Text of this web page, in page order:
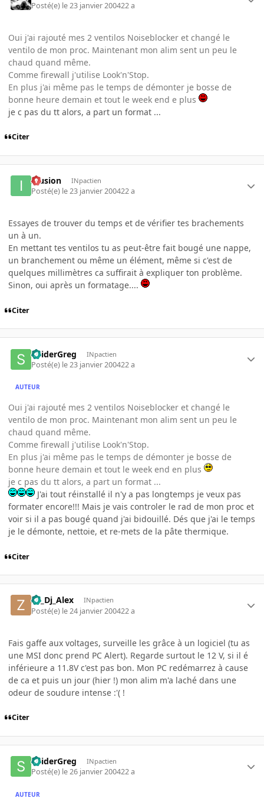
Posté(e) le 23 janvier 200422 a
Oui j'ai rajouté mes 2 ventilos Noiseblocker et changé le
ventilo de mon proc. Maintenant mon alim sent un peu le
chaud quand même.
Comme firewall j'utilise Look'n'Stop.
En plus j'ai même pas le temps de démonter je bosse de
bonne heure demain et tout le week end e plus
je c pas du tt alors, a part un format ...
Citer
Illusion INpactien
Posté(e) le 23 janvier 200422 a
Essayes de trouver du temps et de vérifier tes brachements
un à un.
En mettant tes ventilos tu as peut-être fait bougé une nappe,
un branchement ou même un élément, même si c'est de
quelques millimètres ca suffirait à expliquer ton problème.
Sinon, oui après un formatage....
Citer
SpiderGreg INpactien
Posté(e) le 23 janvier 200422 a
AUTEUR
Oui j'ai rajouté mes 2 ventilos Noiseblocker et changé le
ventilo de mon proc. Maintenant mon alim sent un peu le
chaud quand même.
Comme firewall j'utilise Look'n'Stop.
En plus j'ai même pas le temps de démonter je bosse de
bonne heure demain et tout le week end en plus
je c pas du tt alors, a part un format ...
J'ai tout réinstallé il n'y a pas longtemps je veux pas
formater encore!!! Mais je vais controler le rad de mon proc et
voir si il a pas bougé quand j'ai bidouillé. Dés que j'ai le temps
je le démonte, nettoie, et re-mets de la pâte thermique.
Citer
Ze_Dj_Alex INpactien
Posté(e) le 24 janvier 200422 a
Fais gaffe aux voltages, surveille les grâce à un logiciel (tu as
une MSI donc prend PC Alert). Regarde surtout le 12 V, si il é
inférieure a 11.8V c'est pas bon. Mon PC redémarrez à cause
de ca et puis un jour (hier !) mon alim m'a laché dans une
odeur de soudure intense :'( !
Citer
SpiderGreg INpactien
Posté(e) le 26 janvier 200422 a
AUTEUR